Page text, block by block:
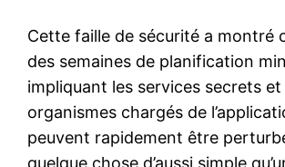
Cette faille de sécurité a montré
des semaines de planification
impliquant les services secrets et
organismes chargés de
peuvent rapidement être
quelque chose d’aussi simple